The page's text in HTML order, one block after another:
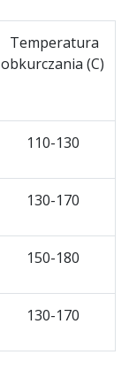
Temperatura
obkurczania (C)
110-130
130-170
150-180
130-170